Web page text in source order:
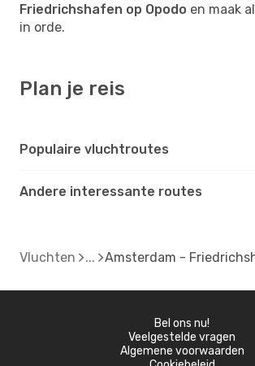
Friedrichshafen op Opodo en maak
in orde.
Plan je reis
Populaire vluchtroutes
Andere interessante routes
Vluchten Amsterdam -
Bel ons nu!
Veelgestelde vragen
Algemene voorwaarden